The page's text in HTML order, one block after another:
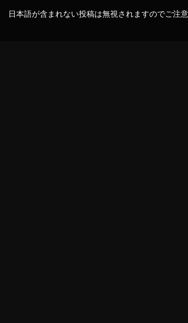
日本語が含まれない投稿は無視されますのでご注